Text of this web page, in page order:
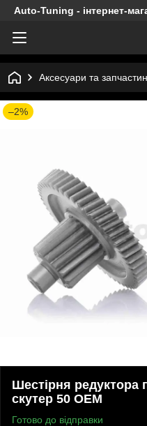
Auto-Tuning - інтернет-
Аксесуари та
–2%
Шестірня редуктора
скутер 50 OEM
Готово до відправки